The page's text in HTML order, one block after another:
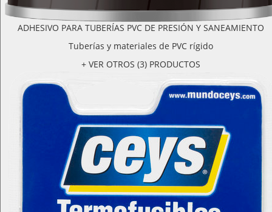
ADHESIVO PARA TUBERÍAS PVC DE PRESIÓN Y SANEAMIENTO
Tuberías y materiales de PVC rígido
+ VER OTROS (3) PRODUCTOS